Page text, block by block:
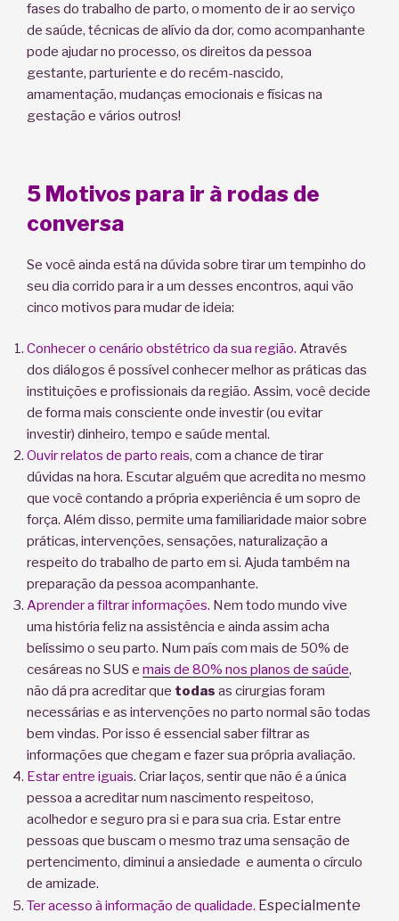
fases do trabalho de parto, o momento de ir ao serviço
de saúde, técnicas de alívio da dor, como acompanhante
pode ajudar no processo, os direitos da pessoa
gestante, parturiente e do recém-nascido,
amamentação, mudanças emocionais e físicas na
gestação e vários outros!
5 Motivos para ir à rodas de
conversa
Se você ainda está na dúvida sobre tirar um tempinho do
seu dia corrido para ir a um desses encontros, aqui vão
cinco motivos para mudar de ideia:
Conhecer o cenário obstétrico da sua região. Através
dos diálogos é possível conhecer melhor as práticas das
instituições e profissionais da região. Assim, você decide
de forma mais consciente onde investir (ou evitar
investir) dinheiro, tempo e saúde mental.
Ouvir relatos de parto reais, com a chance de tirar
dúvidas na hora. Escutar alguém que acredita no mesmo
que você contando a própria experiência é um sopro de
força. Além disso, permite uma familiaridade maior sobre
práticas, intervenções, sensações, naturalização a
respeito do trabalho de parto em si. Ajuda também na
preparação da pessoa acompanhante.
Aprender a filtrar informações. Nem todo mundo vive
uma história feliz na assistência e ainda assim acha
belíssimo o seu parto. Num país com mais de 50% de
cesáreas no SUS e mais de 80% nos planos de saúde,
não dá pra acreditar que todas as cirurgias foram
necessárias e as intervenções no parto normal são todas
bem vindas. Por isso é essencial saber filtrar as
informações que chegam e fazer sua própria avaliação.
Estar entre iguais. Criar laços, sentir que não é a única
pessoa a acreditar num nascimento respeitoso,
acolhedor e seguro pra si e para sua cria. Estar entre
pessoas que buscam o mesmo traz uma sensação de
pertencimento, diminui a ansiedade e aumenta o círculo
de amizade.
Ter acesso à informação de qualidade. Especialmente